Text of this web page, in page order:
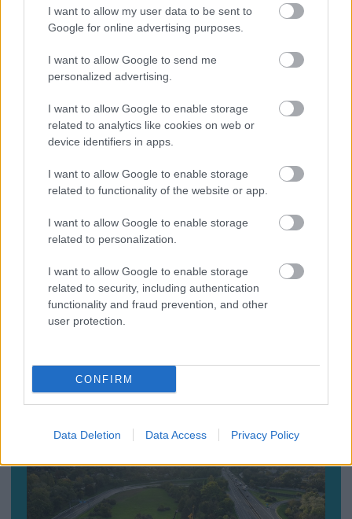
I want to allow my user data to be sent to
Google for online advertising purposes.
I want to allow Google to send me
personalized advertising.
I want to allow Google to enable storage
related to analytics like cookies on web or
device identifiers in apps.
I want to allow Google to enable storage
related to functionality of the website or app.
I want to allow Google to enable storage
related to personalization.
I want to allow Google to enable storage
related to security, including authentication
functionality and fraud prevention, and other
user protection.
CONFIRM
Data Deletion Data Access Privacy Policy
HELYI HÍREK
Polgármesteri vétó a pluszpénzek ellen
HAZA ÉS NAGYVILÁG
fa
Az oroszlánt egy régi ismerőse keresheti
meg váratlanul
LEGFRISSEBB GALÉRIÁK